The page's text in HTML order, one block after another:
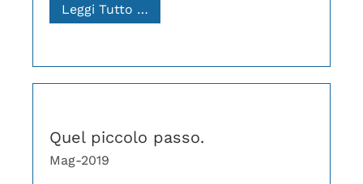
Leggi Tutto …
Quel piccolo passo.
Mag-2019